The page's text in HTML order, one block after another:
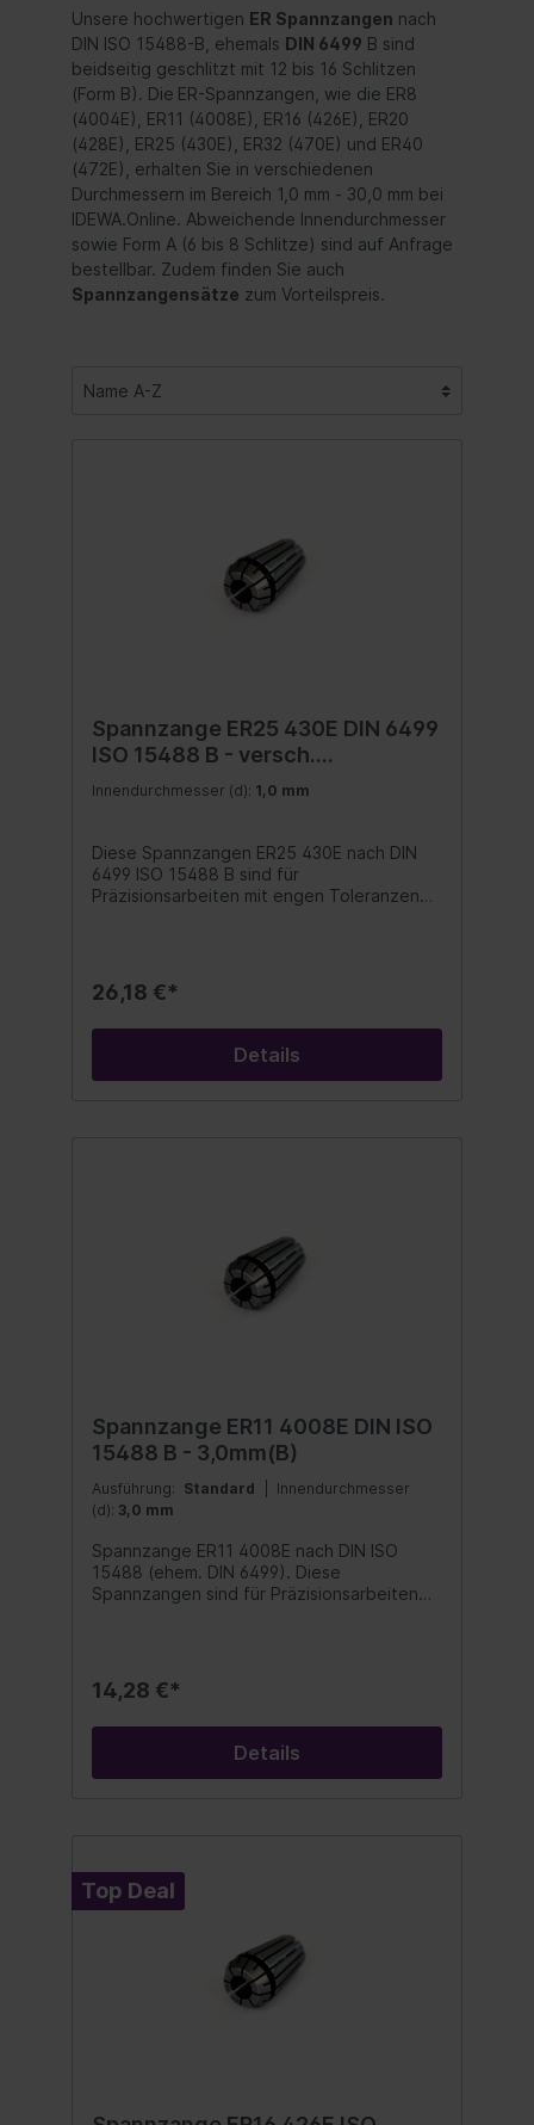
Unsere hochwertigen ER Spannzangen nach
DIN ISO 15488-B, ehemals DIN 6499 B sind
beidseitig geschlitzt mit 12 bis 16 Schlitzen
(Form B). Die ER-Spannzangen, wie die ER8
(4004E), ER11 (4008E), ER16 (426E), ER20
(428E), ER25 (430E), ER32 (470E) und ER40
(472E), erhalten Sie in verschiedenen
Durchmessern im Bereich 1,0 mm - 30,0 mm bei
IDEWA.Online. Abweichende Innendurchmesser
sowie Form A (6 bis 8 Schlitze) sind auf Anfrage
bestellbar. Zudem finden Sie auch
Spannzangensätze zum Vorteilspreis.
Spannzange ER25 430E DIN 6499
ISO 15488 B - versch.
Durchmesser (A/B)
Innendurchmesser (d): 1,0 mm
Diese Spannzangen ER25 430E nach DIN
6499 ISO 15488 B sind für
Präzisionsarbeiten mit engen Toleranzen
Oberflächengüte. Diese
Präzisionsspannzangen sind beidseitig
geschlitzt, mit Abzugsnut, gehärtet,
geschliffen, poliert und 100% auf
Rundlaufgenauigkeit geprüft. Form B: 12 bis
26,18 €*
Details
Spannzange ER11 4008E DIN ISO
15488 B - 3,0mm(B)
Ausführung: Standard
| Innendurchmesser
(d): 3,0 mm
Spannzange ER11 4008E nach DIN ISO
15488 (ehem. DIN 6499). Diese
Spannzangen sind für Präzisionsarbeiten
und beste Oberflächengüte. Unsere
Präzisionsspannzangen sind beidseitig
geschlitzt, mit Abzugsnut, gehärtet,
geschliffen, poliert und 100% auf
Rundlaufgenauigkeit geprüft. Form B: 12 bis
14,28 €*
Details
Top Deal